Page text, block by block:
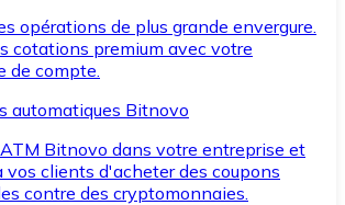
opérations de plus grande envergure.
cotations premium avec votre
de compte.
automatiques Bitnovo
Bitnovo dans votre entreprise et
vos clients d'acheter des coupons
contre des cryptomonnaies.